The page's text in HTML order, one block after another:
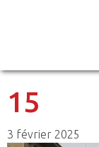
15
3 février 2025